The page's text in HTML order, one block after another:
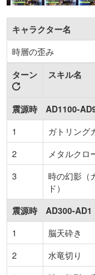
キャラクター名
時層の歪み
ターン
スキル名
震源時 AD1100-
1
ガトリング
2
メタルクロ
3
時の幻影（
ド）
震源時 AD300-AD1
1
脳天砕き
2
水竜切り